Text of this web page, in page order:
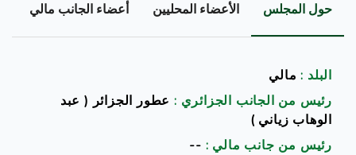
حول المجلس الأعضاء المحليين أعضاء الجانب مالي
البلد : مالي
رئيس من الجانب الجزائري : عطور الجزائر ( عبد
الوهاب زياني )
رئيس من جانب مالي : --